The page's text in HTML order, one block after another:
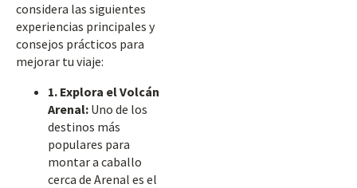
considera las siguientes
experiencias principales y
consejos prácticos para
mejorar tu viaje:
1. Explora el Volcán
Arenal: Uno de los
destinos más
populares para
montar a caballo
cerca de Arenal es el